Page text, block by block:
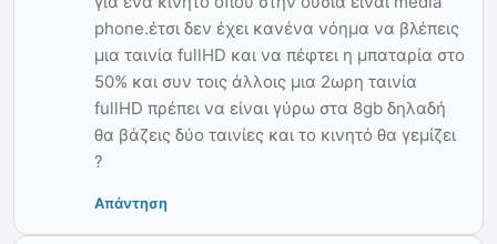
phone.έτσι δεν έχει κανένα νόημα να βλέπεις
μια ταινία fullHD και να πέφτει η μπαταρία στο
50% και συν τοις άλλοις μια 2ωρη ταινία
fullHD πρέπει να είναι γύρω στα 8gb δηλαδή
θα βάζεις δύο ταινίες και το κινητό θα γεμίζει
?
Απάντηση